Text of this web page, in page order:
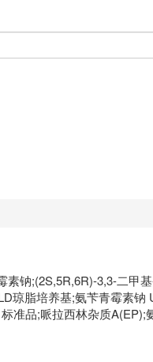
钠;(2S,5R,6R)-3,3-二甲
琼脂培养基;氨苄青霉素钠
准品;哌拉西林杂质A(EP);